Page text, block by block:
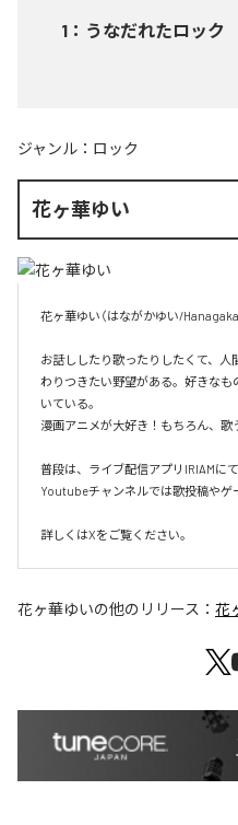
1 ： うなだれたロック
ジャンル： ロック
花ヶ華ゆい
花ヶ華ゆい（はながかゆい/
お話ししたり歌ったりしたくて、
わりつきたい野望がある。好きな
いている。
漫画アニメが大好き！もちろん、歌
普段は、ライブ配信アプリIRIAMに
Youtubeチャンネルでは歌投稿やゲ
詳しくはXをご覧ください。
花ヶ華ゆいの他のリリース： 花